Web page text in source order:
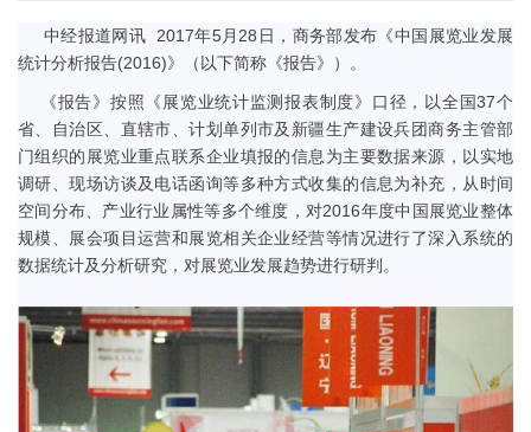
中经报道网讯 2017年5月28日，商务部发布《中国展览业发展
统计分析报告(2016)》（以下简称《报告》）。
《报告》按照《展览业统计监测报表制度》口径，以全国37个
省、自治区、直辖市、计划单列市及新疆生产建设兵团商务主管部
门组织的展览业重点联系企业填报的信息为主要数据来源，以实地
调研、现场访谈及电话函询等多种方式收集的信息为补充，从时间
空间分布、产业行业属性等多个维度，对2016年度中国展览业整体
规模、展会项目运营和展览相关企业经营等情况进行了深入系统的
数据统计及分析研究，对展览业发展趋势进行研判。